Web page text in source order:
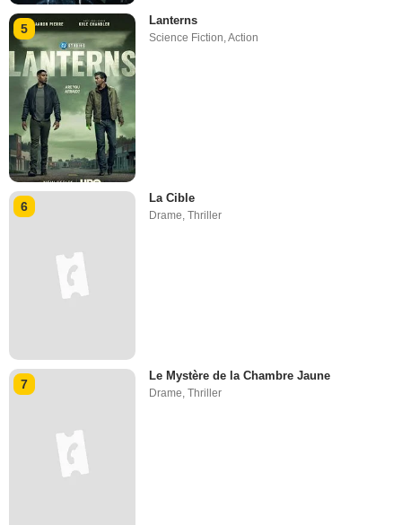
5
Lanterns
Science Fiction ,Action
6
La Cible
Drame,Thriller
7
Le Mystère de la Chambre Jaune
Drame,Thriller